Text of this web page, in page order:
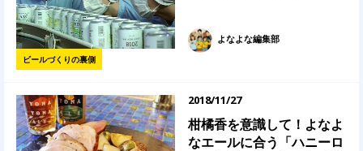
ビールづくりの裏側
よなよな編集部
2018/11/27
柑橘香を意識して！よなよ
なエールに合う「ハニーロ